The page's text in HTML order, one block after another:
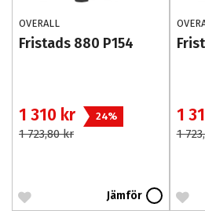
OVERALL
Fristads 880 P154
1 310 kr 24%
1 723,80 kr
Jämför
1
1